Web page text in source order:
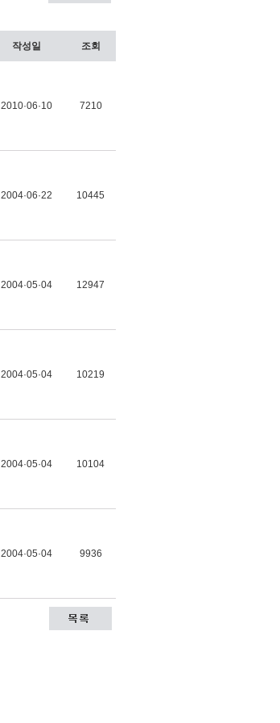
작성일 조회
2010·06·10 7210
2004·06·22 10445
2004·05·04 12947
2004·05·04 10219
2004·05·04 10104
2004·05·04 9936